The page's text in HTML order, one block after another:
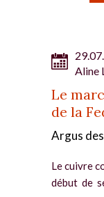
Aline
Le
de la
Argus
Le cuivre
début de